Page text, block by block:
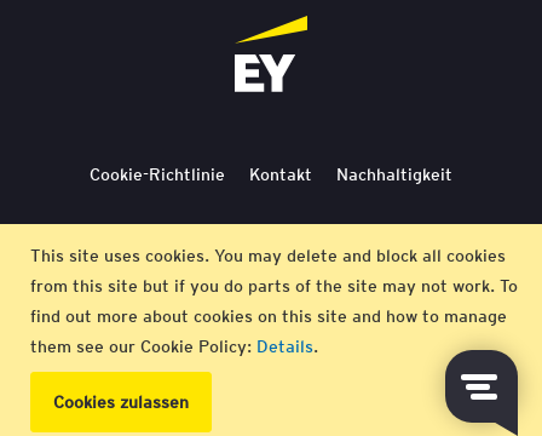
This site uses cookies. You may delete and block all cookies
from this site but if you do parts of the site may not work. To
find out more about cookies on this site and how to manage
them see our Cookie Policy: Details.
Cookies zulassen
Cookie-Richtlinie Kontakt Nachhaltigkeit
Impressum
© EY 2026 |Datenschutz-Bestimmungen